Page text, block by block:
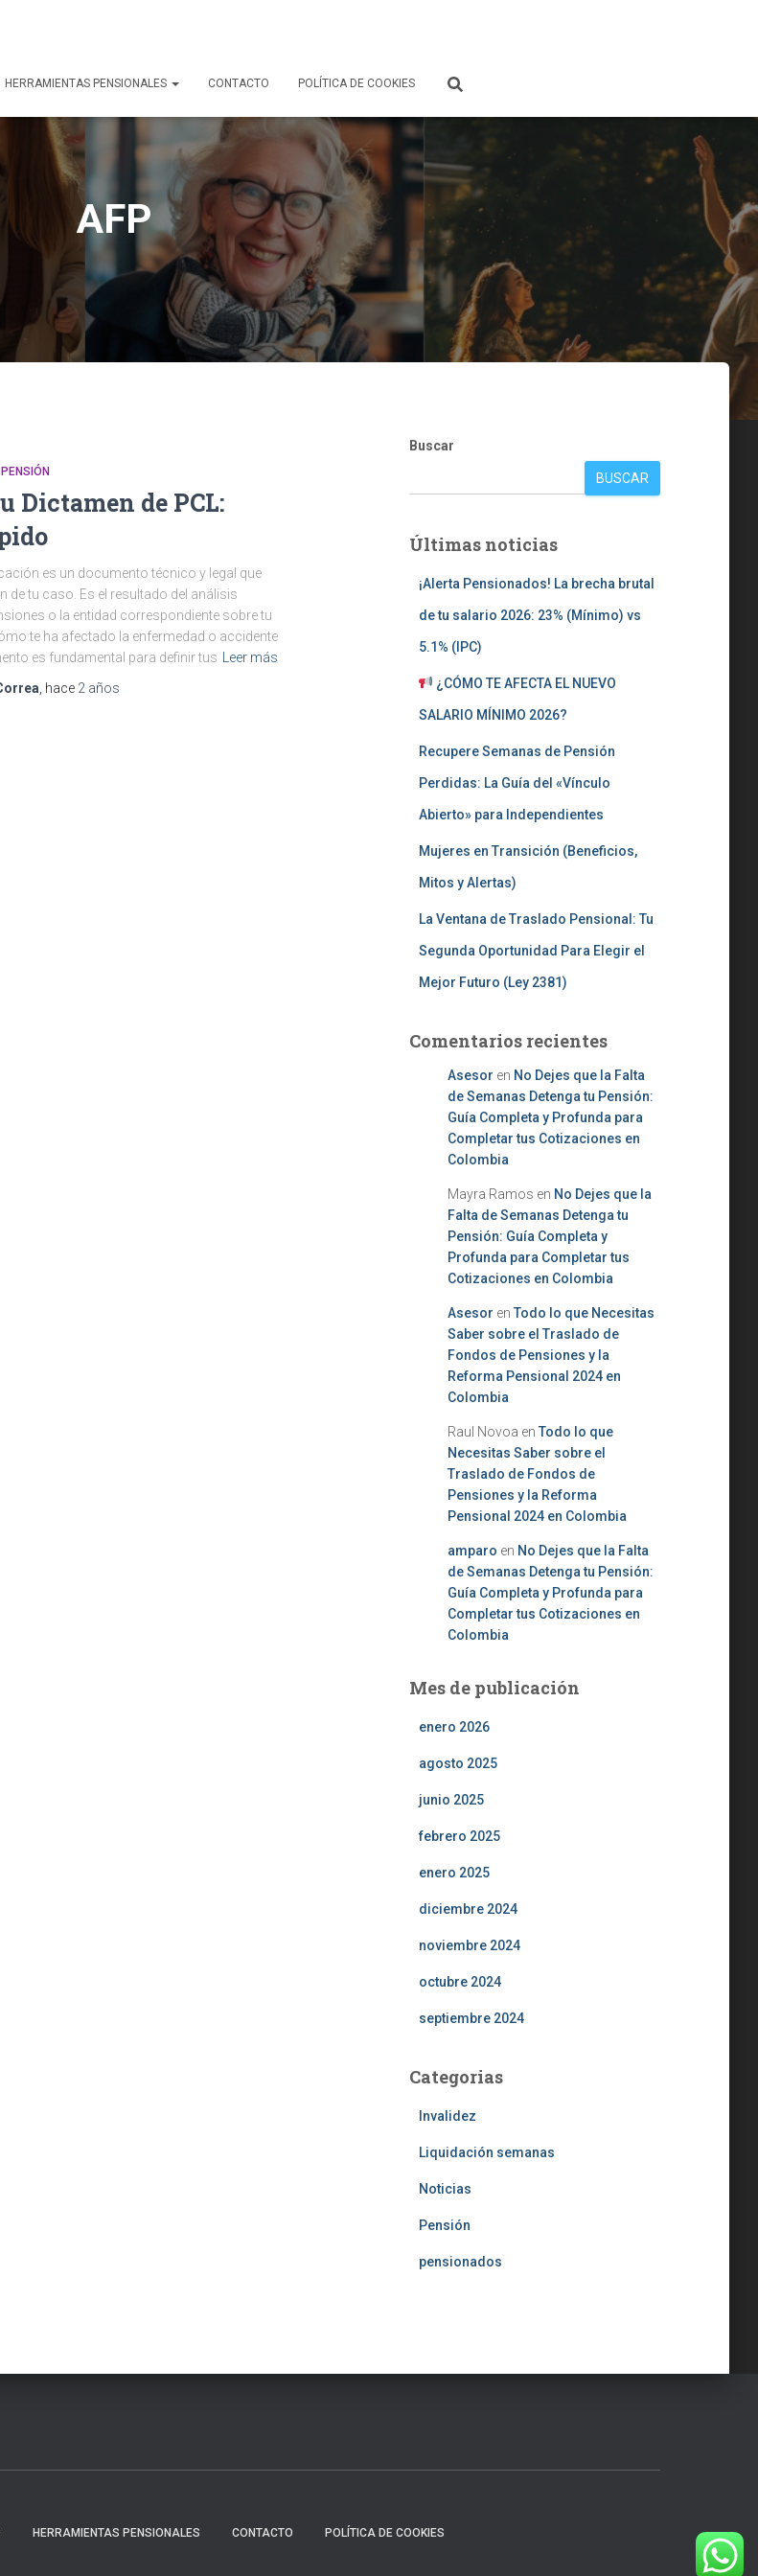
HERRAMIENTAS PENSIONALES CONTACTO POLÍTICA DE COOKIES
AFP
PENSIÓN
Dictamen de PCL:
es un documento técnico y legal que
de tu caso. Es el resultado del análisis
o la entidad correspondiente sobre tu
te ha afectado la enfermedad o accidente
es fundamental para definir tus
Leer más
, hace 2 años
Buscar
BUSCAR
Últimas noticias
¡Alerta Pensionados! La brecha brutal
de tu salario 2026: 23% (Mínimo) vs
5.1% (IPC)
¿CÓMO TE AFECTA EL NUEVO
SALARIO MÍNIMO 2026?
Recupere Semanas de Pensión
Perdidas: La Guía del «Vínculo
Abierto» para Independientes
Mujeres en Transición (Beneficios,
Mitos y Alertas)
La Ventana de Traslado Pensional: Tu
Segunda Oportunidad Para Elegir el
Mejor Futuro (Ley 2381)
Comentarios recientes
Asesor en No Dejes que la Falta
de Semanas Detenga tu Pensión:
Guía Completa y Profunda para
Completar tus Cotizaciones en
Colombia
Mayra Ramos en No Dejes que la
Falta de Semanas Detenga tu
Pensión: Guía Completa y
Profunda para Completar tus
Cotizaciones en Colombia
Asesor en Todo lo que Necesitas
Saber sobre el Traslado de
Fondos de Pensiones y la
Reforma Pensional 2024 en
Colombia
Raul Novoa en Todo lo que
Necesitas Saber sobre el
Traslado de Fondos de
Pensiones y la Reforma
Pensional 2024 en Colombia
amparo en No Dejes que la Falta
de Semanas Detenga tu Pensión:
Guía Completa y Profunda para
Completar tus Cotizaciones en
Colombia
Mes de publicación
enero 2026
agosto 2025
junio 2025
febrero 2025
enero 2025
diciembre 2024
noviembre 2024
octubre 2024
septiembre 2024
Categorias
Invalidez
Liquidación semanas
Noticias
Pensión
pensionados
HERRAMIENTAS PENSIONALES CONTACTO POLÍTICA DE COOKIES